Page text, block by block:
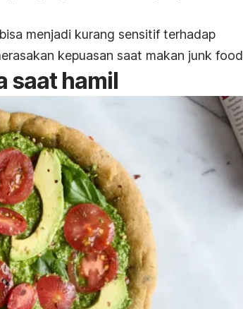
bisa menjadi kurang sensitif terhadap
kepuasan saat makan junk food
saat hamil